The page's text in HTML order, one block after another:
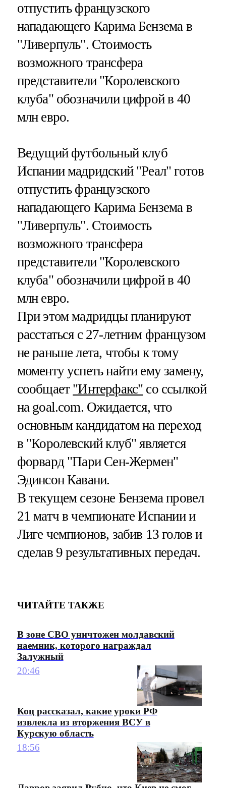
отпустить французского
нападающего Карима Бензема в
"Ливерпуль". Стоимость
возможного трансфера
представители "Королевского
клуба" обозначили цифрой в 40
млн евро.
Ведущий футбольный клуб
Испании мадридский "Реал" готов
отпустить французского
нападающего Карима Бензема в
"Ливерпуль". Стоимость
возможного трансфера
представители "Королевского
клуба" обозначили цифрой в 40
млн евро.
При этом мадридцы планируют
расстаться с 27-летним французом
не раньше лета, чтобы к тому
моменту успеть найти ему замену,
сообщает "Интерфакс" со ссылкой
на goal.com. Ожидается, что
основным кандидатом на переход
в "Королевский клуб" является
форвард "Пари Сен-Жермен"
Эдинсон Кавани.
В текущем сезоне Бензема провел
21 матч в чемпионате Испании и
Лиге чемпионов, забив 13 голов и
сделав 9 результативных передач.
ЧИТАЙТЕ ТАКЖЕ
В зоне СВО уничтожен молдавский
наемник, которого награждал
Залужный
20:46
Коц рассказал, какие уроки РФ
извлекла из вторжения ВСУ в
Курскую область
18:56